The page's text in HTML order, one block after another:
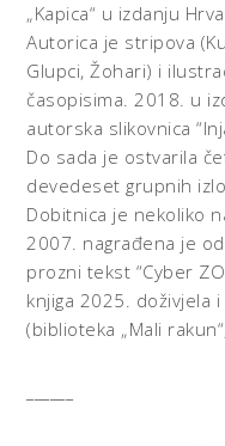
„Kapica“ u izdanju
Autorica je stripova
Glupci, Žohari) i
časopisima. 2018. u
autorska slikovnica
Do sada je ostvarila
devedeset grupnih
Dobitnica je nekoliko
2007. nagrađena je
prozni tekst “Cyber
knjiga 2025. doživjela
(biblioteka „Mali